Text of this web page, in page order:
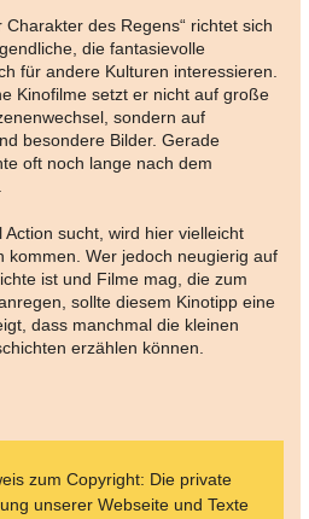
Charakter des Regens“ richtet sich
die fantasievolle
für andere Kulturen interessieren.
Kinofilme setzt er nicht auf große
sondern auf
besondere Bilder. Gerade
oft noch lange nach dem
sucht, wird hier vielleicht
kommen. Wer jedoch neugierig auf
ist und Filme mag, die zum
sollte diesem Kinotipp eine
dass manchmal die kleinen
erzählen können.
zum Copyright: Die private
unserer Webseite und Texte